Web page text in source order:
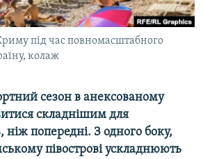
під час повномасштабного
колаж
сезон в анексованому
складнішим для
ніж попередні. З одного боку,
півострові ускладнюють